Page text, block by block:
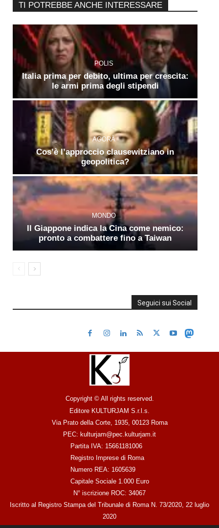
TI POTREBBE ANCHE INTERESSARE
POLIS
Italia prima per debito, ultima per crescita:
le armi prima degli stipendi
AGORÀ
Cos’è l’approccio clausewitziano in
geopolitica?
MONDO
Il Giappone indica la Cina come nemico:
pronto a combattere fino a Taiwan
Seguici sui Social
Copyright © All rights reserved.
Editore KULTURJAM S.r.l.s.
Via Prato della Corte, 1935, 00123 Roma
PEC: kulturjam@pec.kulturjam.it
Partita IVA: 15661181006
Registro Imprese di Roma
Numero REA: 1605639
Capitale Sociale 1.000 Euro
N° iscrizione ROC: 34067
Iscritto al Registro Stampa del Tribunale di Roma N. 73/2020, 22 luglio
2020